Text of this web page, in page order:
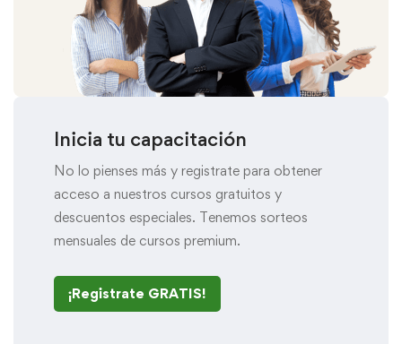
Inicia tu capacitación
No lo pienses más y registrate para obtener
acceso a nuestros cursos gratuitos y
descuentos especiales. Tenemos sorteos
mensuales de cursos premium.
¡Registrate GRATIS!